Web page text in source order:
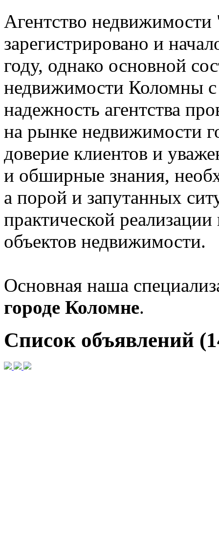
Агентство недвижимости
зарегистрировано и
году, однако основной
недвижимости Коломны
надежность агентства
на рынке недвижимости
доверие клиентов и
и обширные знания,
а порой и запутанных
практической
объектов недвижимости.
Основная наша
городе Коломне.
Список объявлений